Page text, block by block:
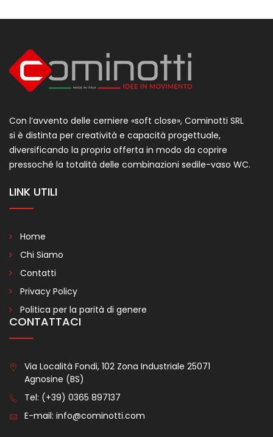
Con l’avvento delle cerniere «soft close», Cominotti SRL
si è distinta per creatività e capacità progettuale,
diversificando la propria offerta in modo da coprire
pressoché la totalità delle combinazioni sedile-vaso WC.
LINK UTILI
Home
Chi Siamo
Contatti
Privacy Policy
Politica per la parità di genere
CONTATTACI
Via Località Fondi, 102 Zona Industriale 25071
Agnosine (BS)
Tel: (+39) 0365 897137
E-mail: info@cominotti.com